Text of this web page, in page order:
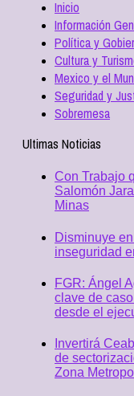
Inicio
Información
Política y
Cultura y
Mexico y el
Seguridad y
Sobremesa
Ultimas Noticias
Con Trabajo
Salomón
Minas
Disminuye
inseguridad
FGR: Ángel
clave de
desde el
Invertirá
de
Zona